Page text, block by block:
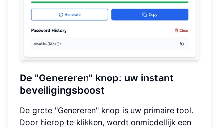
De "Genereren" knop: uw instant
beveiligingsboost
De grote "Genereren" knop is uw primaire tool.
Door hierop te klikken, wordt onmiddellijk een